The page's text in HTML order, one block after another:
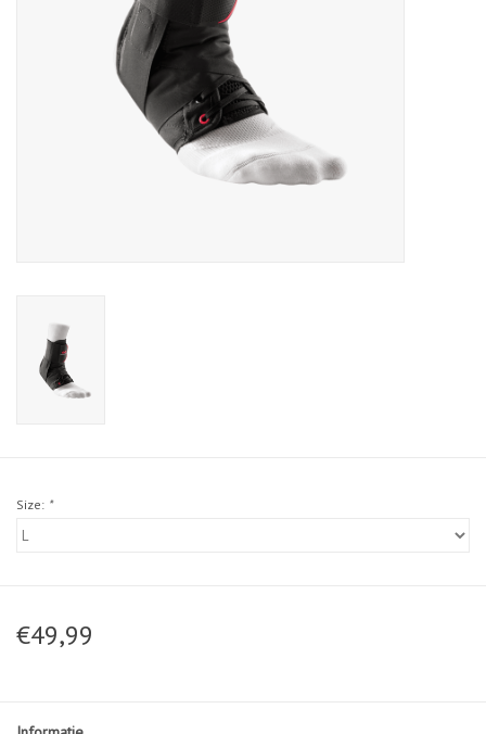
Size: *
€49,99